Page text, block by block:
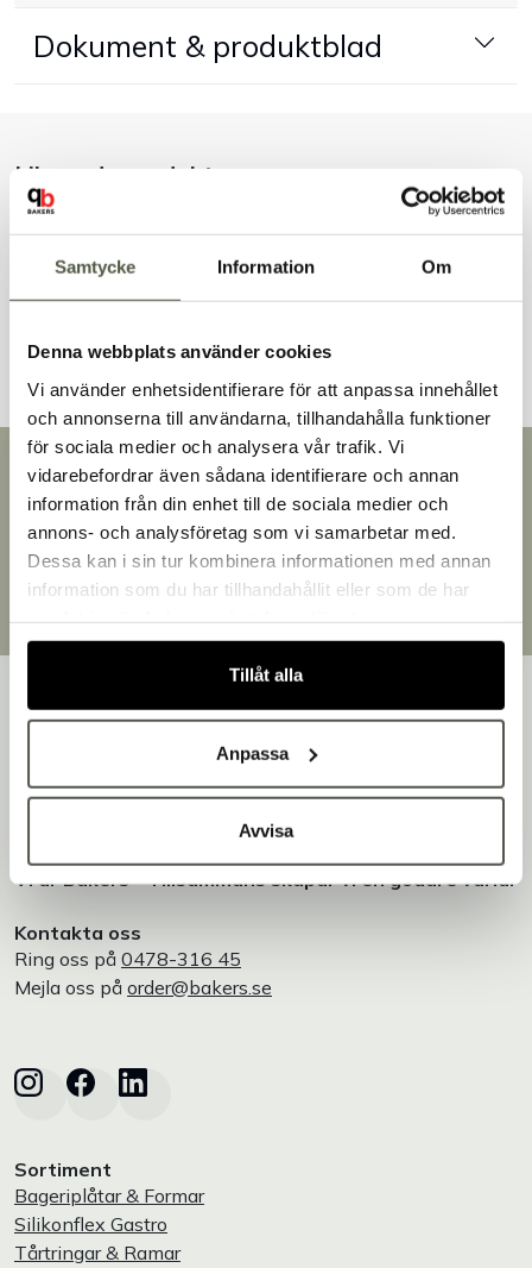
Samtycke Information Om
Denna webbplats använder cookies
Vi använder enhetsidentifierare för att anpassa innehållet
och annonserna till användarna, tillhandahålla funktioner
för sociala medier och analysera vår trafik. Vi
vidarebefordrar även sådana identifierare och annan
information från din enhet till de sociala medier och
annons- och analysföretag som vi samarbetar med.
Dessa kan i sin tur kombinera informationen med annan
information som du har tillhandahållit eller som de har
Tillåt alla
Anpassa
Avvisa
Outlet
Kundtjänst
Kontakt
Dokument & produktblad
Liknande produkter
Andra kunder tittade även på
Snabb leverans
Leverans inom 3-5 arbetsdagar.
Brett sortiment
Över 30 000 produkter
Egen produktion
Bakers är en helhetsleverantör av professionell
utrustning för bageri, konditori och restaurang – med egen
Vi är Bakers - Tillsammans skapar vi en godare värld!
Kontakta oss
Ring oss på 0478-316 45
Mejla oss på order@bakers.se
Sortiment
Bageriplåtar & Formar
Silikonflex Gastro
Tårtringar & Ramar
Välkommen till Bakers!
Handlar du som företag eller privatperson?
Fortsätt som privatperson